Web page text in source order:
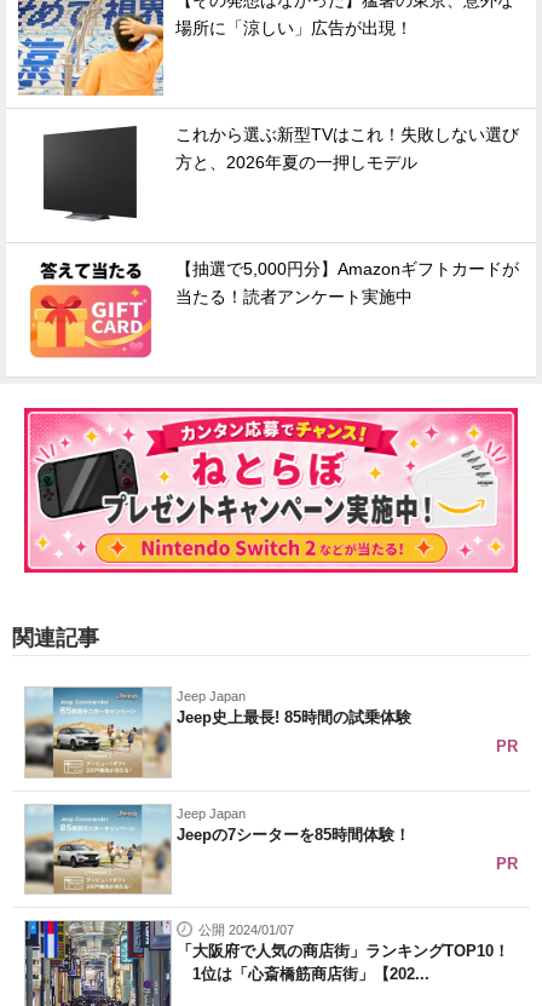
場所に「涼しい」広告が出現！
これから選ぶ新型TVはこれ！失敗しない選び
方と、2026年夏の一押しモデル
【抽選で5,000円分】Amazonギフトカードが
当たる！読者アンケート実施中
関連記事
Jeep Japan
Jeep史上最長! 85時間の試乗体験
PR
Jeep Japan
Jeepの7シーターを85時間体験！
PR
公開 2024/01/07
「大阪府で人気の商店街」ランキングTOP10！
1位は「心斎橋筋商店街」【202...